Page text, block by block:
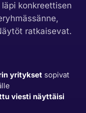
konkreettisen
ratkaisevat.
yritykset sopivat
viesti näyttäisi